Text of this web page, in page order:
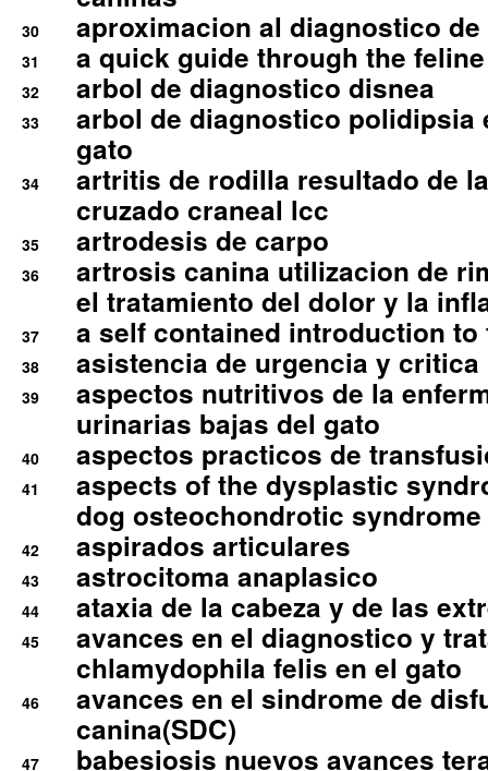
30 aproximacion al diagnostico
31 a quick guide through the
32 arbol de diagnostico disnea
33
arbol de diagnostico polidipsia
gato
34
artritis de rodilla resultado de
cruzado craneal lcc
35 artrodesis de carpo
36
artrosis canina utilizacion de
el tratamiento del dolor y la
37 a self contained introduction
38 asistencia de urgencia y
39
aspectos nutritivos de la
urinarias bajas del gato
40 aspectos practicos de
41
aspects of the dysplastic
dog osteochondrotic syndrome
42 aspirados articulares
43 astrocitoma anaplasico
44 ataxia de la cabeza y de las
45
avances en el diagnostico y
chlamydophila felis en el gato
46
avances en el sindrome de
canina(SDC)
47 babesiosis nuevos avances